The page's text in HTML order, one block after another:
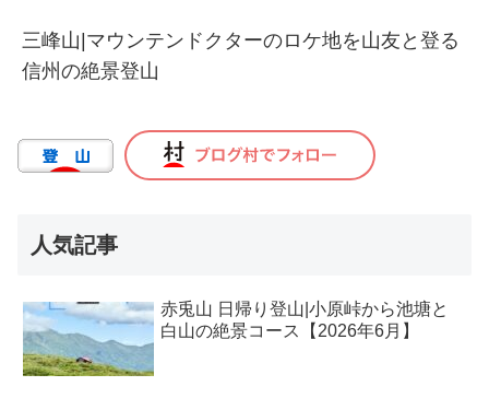
三峰山|マウンテンドクターのロケ地を山友と登る
信州の絶景登山
人気記事
赤兎山 日帰り登山|小原峠から池塘と
白山の絶景コース【2026年6月】